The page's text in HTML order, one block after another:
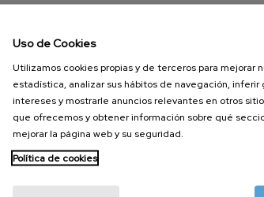
nanoGUNE
Uso de Cookies
Utilizamos cookies propias y de terceros para mejorar
estadística, analizar sus hábitos de navegación,
intereses y mostrarle anuncios relevantes en otros
que ofrecemos y obtener información sobre qué
mejorar la página web y su seguridad.
Política de cookies